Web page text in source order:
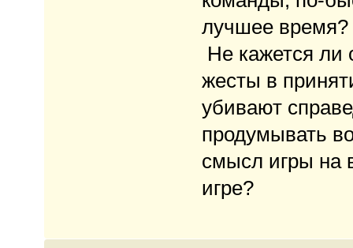
лучшее время?
Не кажется ли
жесты в
убивают
продумывать
смысл игры на
игре?